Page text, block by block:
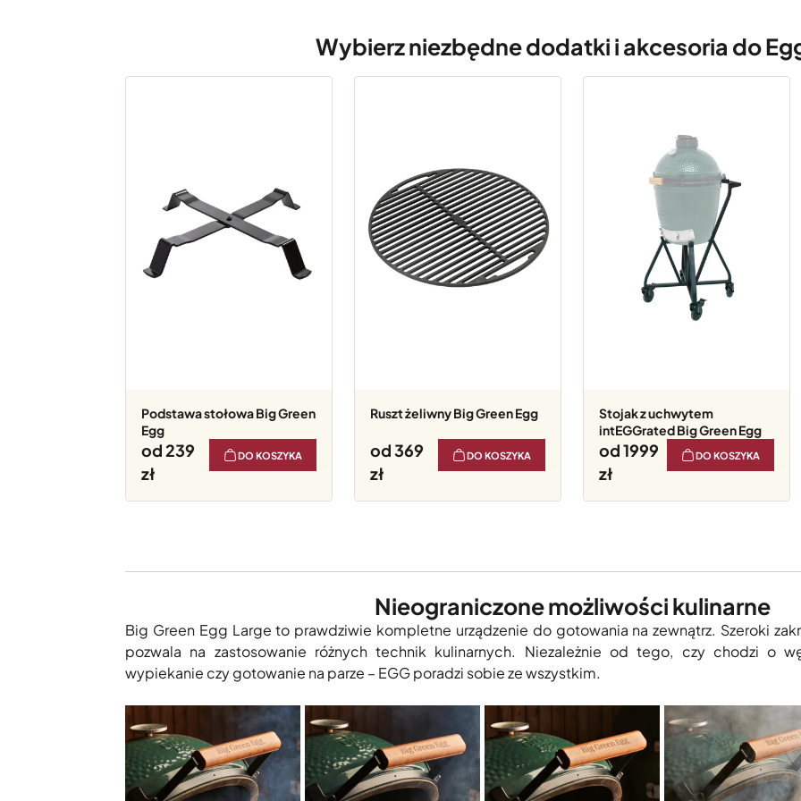
Wybierz niezbędne dodatki i akcesoria do
Podstawa stołowa Big Green
Egg
od 239 DO KOSZYKA
Ruszt żeliwny Big Green Egg
od 369 DO KOSZYKA
Stojak z uchwytem
intEGGrated Big Green Egg
od 1999 DO KOSZYKA
Nieograniczone możliwości kulinarne
Big Green Egg Large to prawdziwie kompletne urządzenie do gotowania na zewnątrz. Szeroki
pozwala na zastosowanie różnych technik kulinarnych. Niezależnie od tego, czy chodzi o
wypiekanie czy gotowanie na parze – EGG poradzi sobie ze wszystkim.